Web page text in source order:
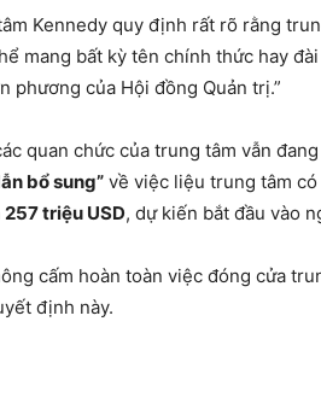
Kennedy quy định rất rõ rằng
mang bất kỳ tên chính thức hay
phương của Hội đồng Quản trị.”
quan chức của trung tâm vẫn đang
bổ sung” về việc liệu trung tâm
257 triệu USD, dự kiến bắt đầu vào
cấm hoàn toàn việc đóng cửa
định này.